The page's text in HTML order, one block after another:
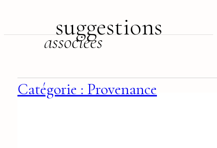
suggestions
associées
Catégorie : Provenance